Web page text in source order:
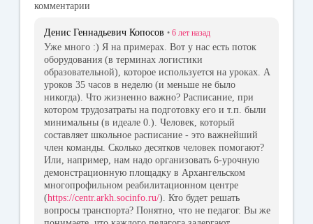
комментарии
Денис Геннадьевич Копосов • 6 лет назад
Уже много :) Я на примерах. Вот у нас есть поток
оборудования (в терминах логистики
образовательной), которое используется на уроках. А
уроков 35 часов в неделю (и меньше не было
никогда). Что жизненно важно? Расписание, при
котором трудозатраты на подготовку его и т.п. были
минимальны (в идеале 0.). Человек, который
составляет школьное расписание - это важнейший
член команды. Сколько десятков человек помогают?
Или, например, нам надо организовать 6-урочную
демонстрационную площадку в Архангельском
многопрофильном реабилитационном центре
(https://centr.arkh.socinfo.ru/). Кто будет решать
вопросы транспорта? Понятно, что не педагог. Вы же